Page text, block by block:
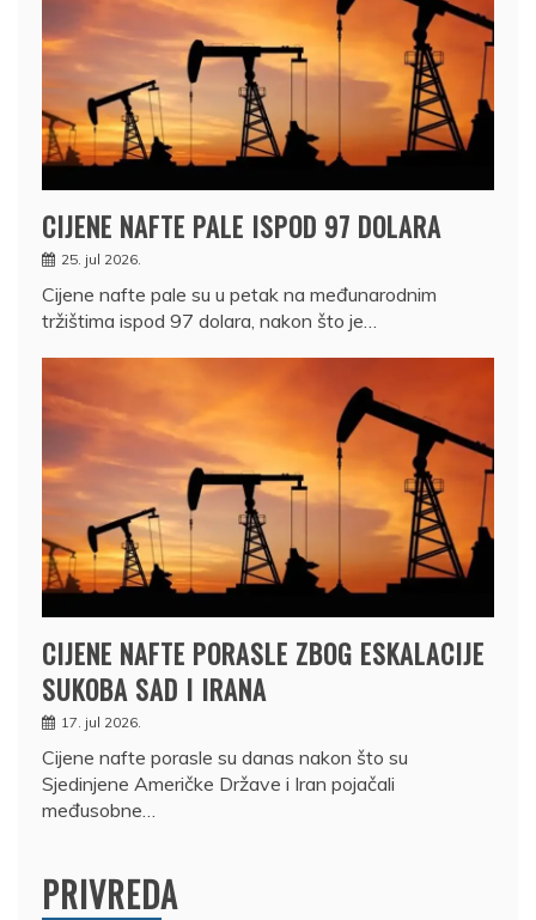
CIJENE NAFTE PALE ISPOD 97 DOLARA
25. jul 2026.
Cijene nafte pale su u petak na međunarodnim
tržištima ispod 97 dolara, nakon što je…
CIJENE NAFTE PORASLE ZBOG ESKALACIJE
SUKOBA SAD I IRANA
17. jul 2026.
Cijene nafte porasle su danas nakon što su
Sjedinjene Američke Države i Iran pojačali
međusobne…
PRIVREDA